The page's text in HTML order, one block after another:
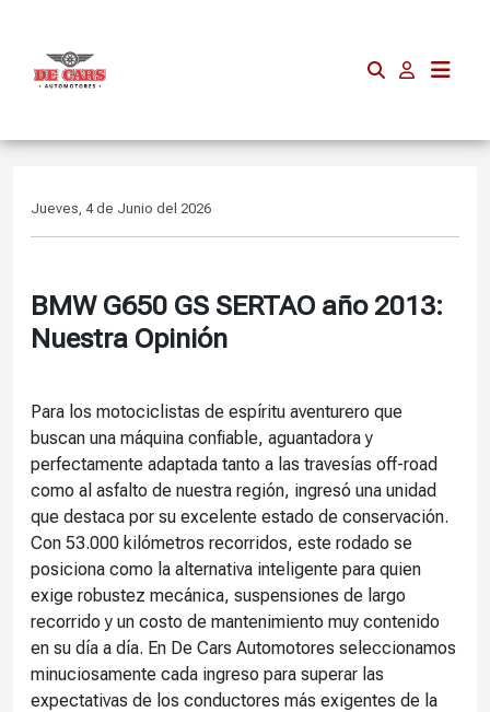
Jueves, 4 de Junio del 2026
BMW G650 GS SERTAO año 2013:
Nuestra Opinión
Para los motociclistas de espíritu aventurero que
buscan una máquina confiable, aguantadora y
perfectamente adaptada tanto a las travesías off-road
como al asfalto de nuestra región, ingresó una unidad
que destaca por su excelente estado de conservación.
Con 53.000 kilómetros recorridos, este rodado se
posiciona como la alternativa inteligente para quien
exige robustez mecánica, suspensiones de largo
recorrido y un costo de mantenimiento muy contenido
en su día a día. En De Cars Automotores seleccionamos
minuciosamente cada ingreso para superar las
expectativas de los conductores más exigentes de la